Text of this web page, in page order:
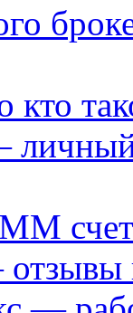
счет